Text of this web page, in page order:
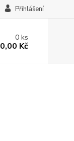
Přihlášení
0ks
0,00 Kč